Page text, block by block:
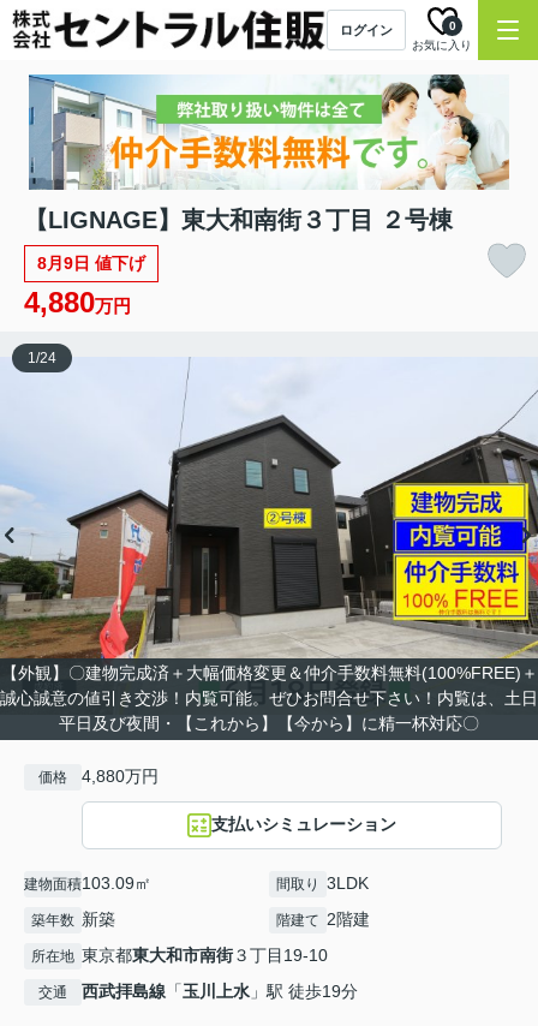
ログイン
お気に入り
0
【LIGNAGE】東大和南街３丁目 ２号棟
8月9日 値下げ
4,880万円
【外観】〇建物完成済＋大幅価格変更＆仲介手数料無料(100%FREE)＋
誠心誠意の値引き交渉！内覧可能。ぜひお問合せ下さい！内覧は、土日
平日及び夜間・【これから】【今から】に精一杯対応〇
1 /24
価格 4,880万円
支払いシミュレーション
建物面積103.09㎡ 間取り 3LDK
築年数 新築 階建て 2階建
所在地 東京都東大和市南街３丁目19-10
交通 西武拝島線 「玉川上水 」駅 徒歩19分